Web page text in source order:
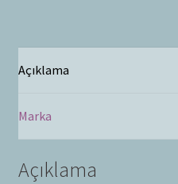
Açıklama
Marka
Açıklama